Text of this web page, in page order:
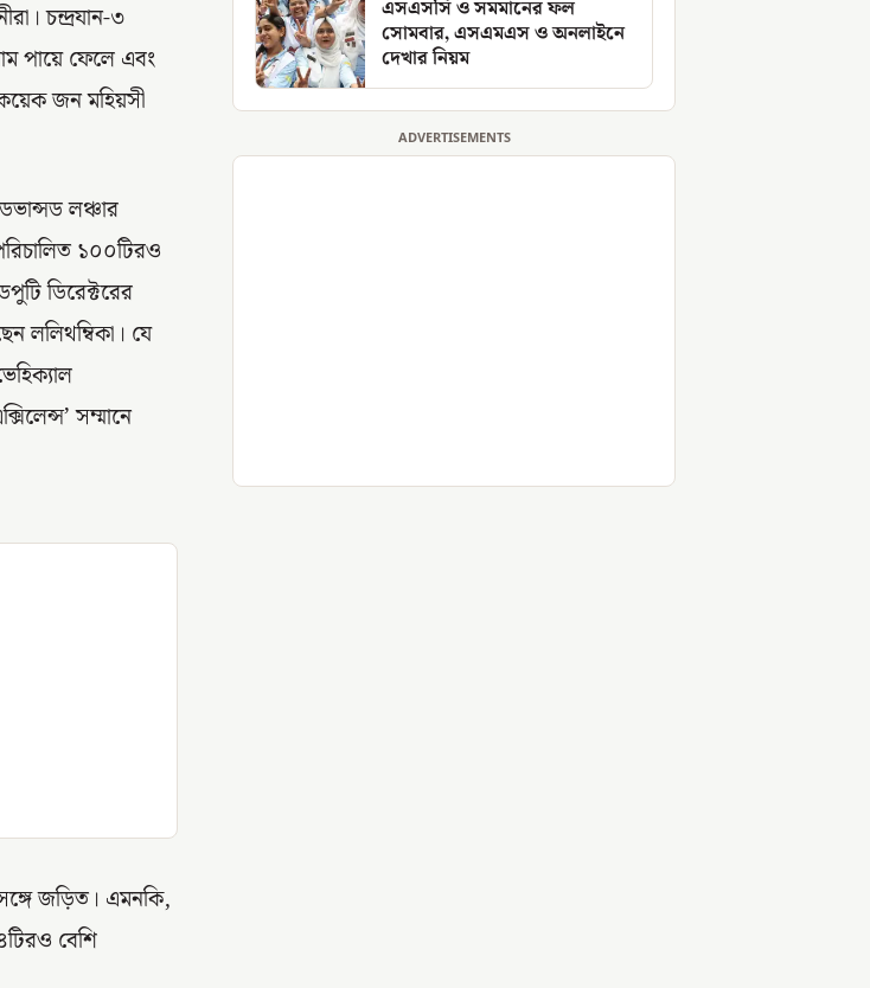
চন্দ্রযান-৩
পায়ে ফেলে এবং
জন মহিয়সী
লঞ্চার
১০০টিরও
ডিরেক্টরের
ললিথম্বিকা। যে
সম্মানে
জড়িত। এমনকি,
বেশি
এসএসসি ও সমমানের ফল
সোমবার, এসএমএস ও অনলাইনে
দেখার নিয়ম
ADVERTISEMENTS